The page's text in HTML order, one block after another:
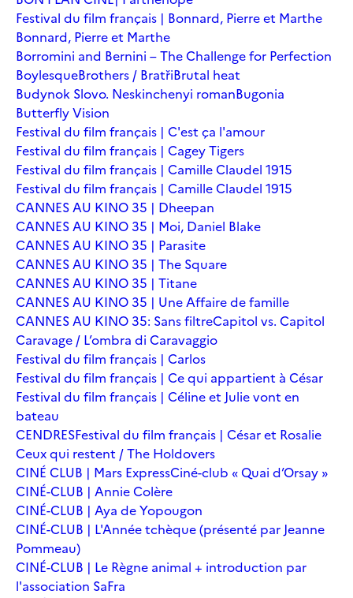
Festival du film français | Bonnard, Pierre et Marthe
Bonnard, Pierre et Marthe
Borromini and Bernini – The Challenge for Perfection
BoylesqueBrothers / BratřiBrutal heat
Budynok Slovo. Neskinchenyi romanBugonia
Butterfly Vision
Festival du film français | C'est ça l'amour
Festival du film français | Cagey Tigers
Festival du film français | Camille Claudel 1915
Festival du film français | Camille Claudel 1915
CANNES AU KINO 35 | Dheepan
CANNES AU KINO 35 | Moi, Daniel Blake
CANNES AU KINO 35 | Parasite
CANNES AU KINO 35 | The Square
CANNES AU KINO 35 | Titane
CANNES AU KINO 35 | Une Affaire de famille
CANNES AU KINO 35: Sans filtreCapitol vs. Capitol
Caravage / L’ombra di Caravaggio
Festival du film français | Carlos
Festival du film français | Ce qui appartient à César
Festival du film français | Céline et Julie vont en
bateau
CENDRESFestival du film français | César et Rosalie
Ceux qui restent / The Holdovers
CINÉ CLUB | Mars ExpressCiné-club « Quai d’Orsay »
CINÉ-CLUB | Annie Colère
CINÉ-CLUB | Aya de Yopougon
CINÉ-CLUB | L'Année tchèque (présenté par Jeanne
Pommeau)
CINÉ-CLUB | Le Règne animal + introduction par
l'association SaFra